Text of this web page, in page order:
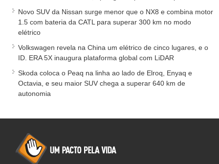
Novo SUV da Nissan surge menor que o NX8 e combina motor
1.5 com bateria da CATL para superar 300 km no modo
elétrico
Volkswagen revela na China um elétrico de cinco lugares, e o
ID. ERA 5X inaugura plataforma global com LiDAR
Skoda coloca o Peaq na linha ao lado de Elroq, Enyaq e
Octavia, e seu maior SUV chega a superar 640 km de
autonomia